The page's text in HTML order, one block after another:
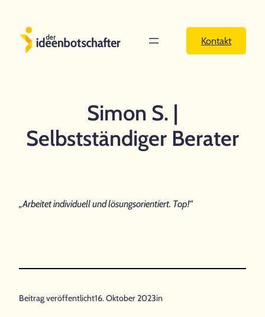
Inhalt
springen
Kontakt
Simon S. |
Selbstständiger Berater
„Arbeitet individuell und lösungsorientiert. Top!“
Beitrag veröffentlicht16. Oktober 2023in